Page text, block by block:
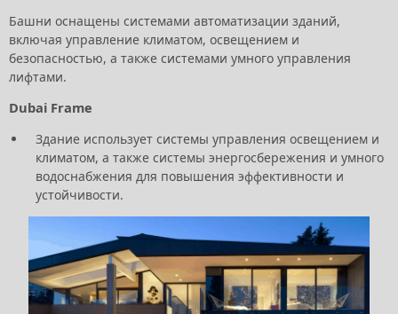
Башни оснащены системами автоматизации зданий,
включая управление климатом, освещением и
безопасностью, а также системами умного управления
лифтами.
Dubai Frame
Здание использует системы управления освещением и
климатом, а также системы энергосбережения и умного
водоснабжения для повышения эффективности и
устойчивости.